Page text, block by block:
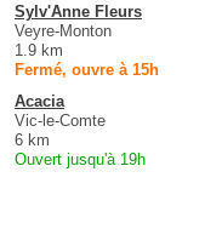
Sylv'Anne Fleurs
Veyre-Monton
1.9 km
Fermé, ouvre à 15h
Acacia
Vic-le-Comte
6 km
Ouvert jusqu'à 19h